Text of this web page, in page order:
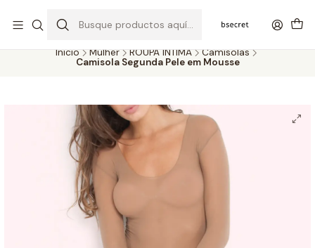
A 5 DIAS
Inicio Mulher ROUPA ÍNTIMA
Camisolas
Camisola Segunda Pele em Mousse